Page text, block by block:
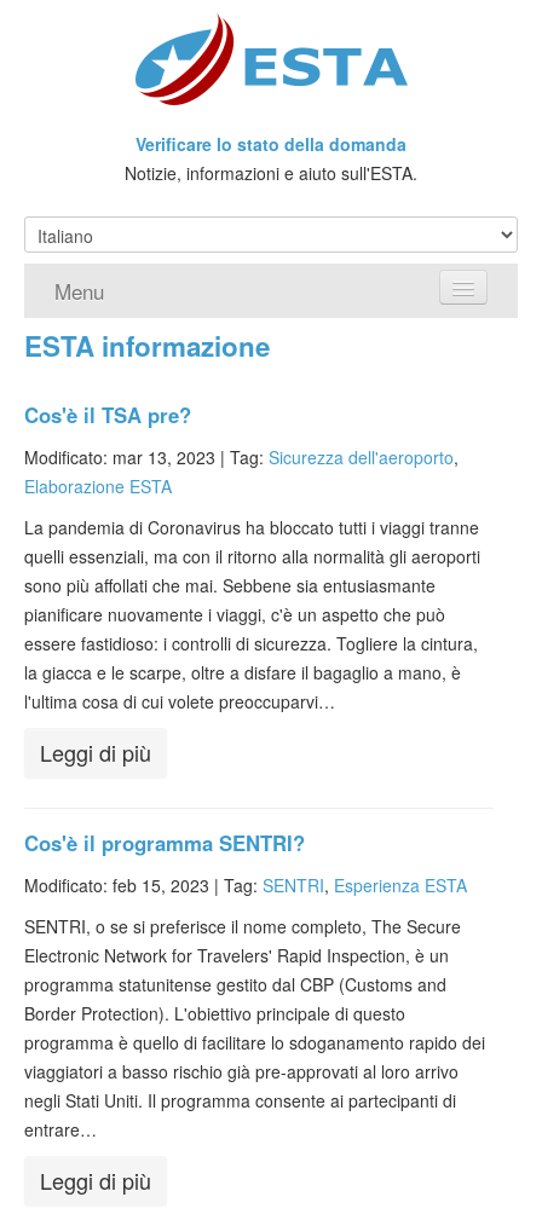
Verificare lo stato della domanda
Notizie, informazioni e aiuto sull'ESTA.
Menu
Home
Che cos'è l'ESTA?
Verificare ESTA
ESTA info
Contatto
ESTA informazione
Cos'è il TSA pre?
Modificato: mar 13, 2023 | Tag: Sicurezza dell'aeroporto,
Elaborazione ESTA
La pandemia di Coronavirus ha bloccato tutti i viaggi tranne
quelli essenziali, ma con il ritorno alla normalità gli aeroporti
sono più affollati che mai. Sebbene sia entusiasmante
pianificare nuovamente i viaggi, c'è un aspetto che può
essere fastidioso: i controlli di sicurezza. Togliere la cintura,
la giacca e le scarpe, oltre a disfare il bagaglio a mano, è
l'ultima cosa di cui volete preoccuparvi…
Leggi di più
Cos'è il programma SENTRI?
Modificato: feb 15, 2023 | Tag: SENTRI, Esperienza ESTA
SENTRI, o se si preferisce il nome completo, The Secure
Electronic Network for Travelers' Rapid Inspection, è un
programma statunitense gestito dal CBP (Customs and
Border Protection). L'obiettivo principale di questo
programma è quello di facilitare lo sdoganamento rapido dei
viaggiatori a basso rischio già pre-approvati al loro arrivo
negli Stati Uniti. Il programma consente ai partecipanti di
entrare…
Leggi di più